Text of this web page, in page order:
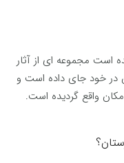
است مجموعه ای از آثار
در خود جای داده است و
واقع گردیده است.